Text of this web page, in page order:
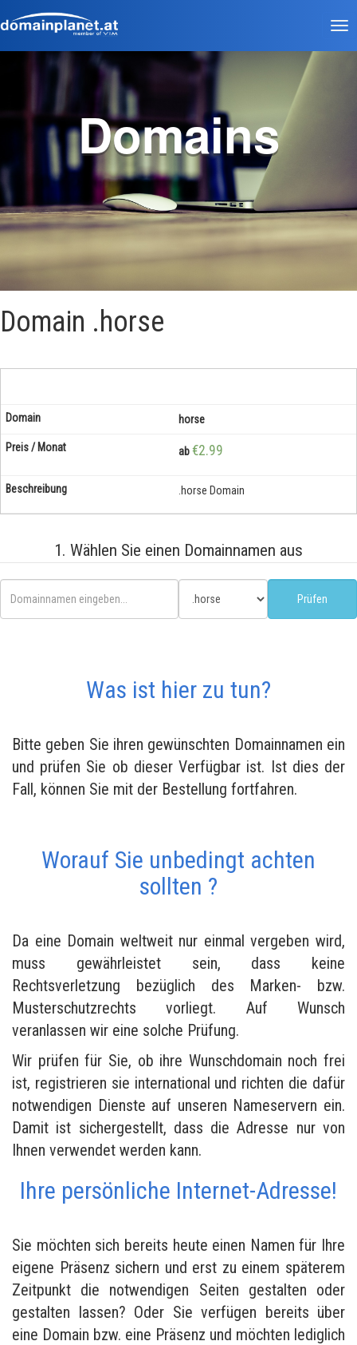
Domains
Domain .horse
horse
ab€2.99
.horse Domain
1. Wählen Sie einen Domainnamen aus
Was ist hier zu tun?
Bitte geben Sie ihren gewünschten Domainnamen ein
und prüfen Sie ob dieser Verfügbar ist. Ist dies der
Fall, können Sie mit der Bestellung fortfahren.
Worauf Sie unbedingt achten
sollten ?
Da eine Domain weltweit nur einmal vergeben wird,
muss gewährleistet sein, dass keine
Rechtsverletzung bezüglich des Marken- bzw.
Musterschutzrechts vorliegt. Auf Wunsch
veranlassen wir eine solche Prüfung.
Wir prüfen für Sie, ob ihre Wunschdomain noch frei
ist, registrieren sie international und richten die dafür
notwendigen Dienste auf unseren Nameservern ein.
Damit ist sichergestellt, dass die Adresse nur von
Ihnen verwendet werden kann.
Ihre persönliche Internet-Adresse!
Sie möchten sich bereits heute einen Namen für Ihre
eigene Präsenz sichern und erst zu einem späterem
Zeitpunkt die notwendigen Seiten gestalten oder
gestalten lassen? Oder Sie verfügen bereits über
eine Domain bzw. eine Präsenz und möchten lediglich